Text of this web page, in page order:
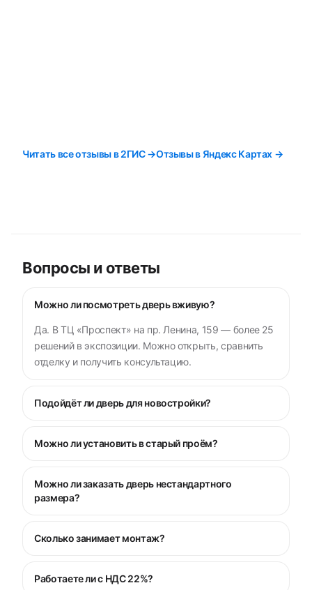
Читать все отзывы в 2ГИС →Отзывы в Яндекс Картах →
Вопросы и ответы
Можно ли посмотреть дверь вживую?
Да. В ТЦ «Проспект» на пр. Ленина, 159 — более 25
решений в экспозиции. Можно открыть, сравнить
отделку и получить консультацию.
Подойдёт ли дверь для новостройки?
Можно ли установить в старый проём?
Можно ли заказать дверь нестандартного
размера?
Сколько занимает монтаж?
Работаете ли с НДС 22%?